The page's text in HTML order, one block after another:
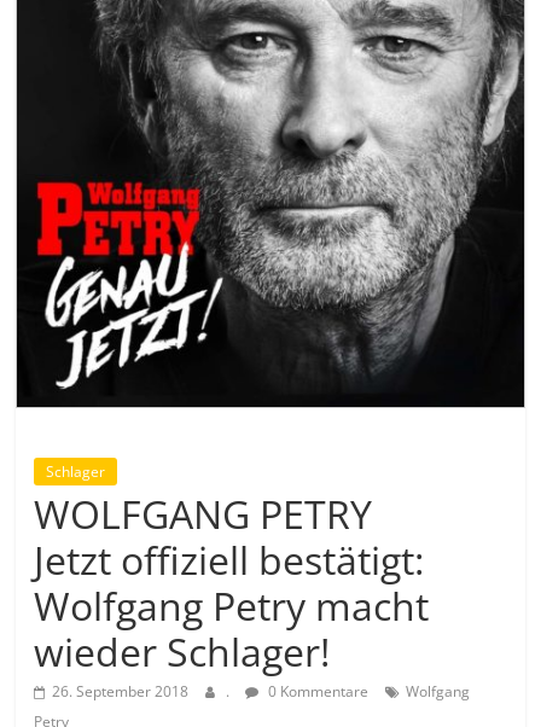
Schlager
WOLFGANG PETRY
Jetzt offiziell bestätigt:
Wolfgang Petry macht
wieder Schlager!
26. September 2018 . 0 Kommentare
Wolfgang
Petry